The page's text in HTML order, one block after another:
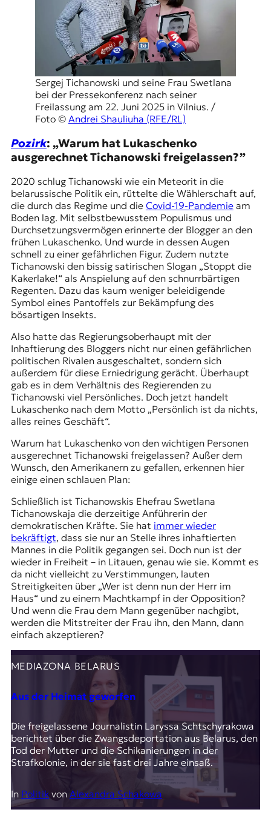
Sergej Tichanowski und seine Frau Swetlana
bei der Pressekonferenz nach seiner
Freilassung am 22. Juni 2025 in Vilnius. /
Foto © Andrei Shauliuha (RFE/RL)
Pozirk: „Warum hat Lukaschenko
ausgerechnet Tichanowski freigelassen?”
2020 schlug Tichanowski wie ein Meteorit in die
belarussische Politik ein, rüttelte die Wählerschaft auf,
die durch das Regime und die Covid-19-Pandemieam
Boden lag. Mit selbstbewusstem Populismus und
Durchsetzungsvermögen erinnerte der Blogger an den
frühen Lukaschenko. Und wurde in dessen Augen
schnell zu einer gefährlichen Figur. Zudem nutzte
Tichanowski den bissig satirischen Slogan „Stoppt die
Kakerlake!“als Anspielung auf den schnurrbärtigen
Regenten. Dazu das kaum weniger beleidigende
Symbol eines Pantoffels zur Bekämpfung des
bösartigen Insekts.
Also hatte das Regierungsoberhaupt mit der
Inhaftierung des Bloggers nicht nur einen gefährlichen
politischen Rivalen ausgeschaltet, sondern sich
außerdem für diese Erniedrigung gerächt. Überhaupt
gab es in dem Verhältnis des Regierenden zu
Tichanowski viel Persönliches. Doch jetzt handelt
Lukaschenko nach dem Motto „Persönlich ist da nichts,
alles reines Geschäft“.
Warum hat Lukaschenko von den wichtigen Personen
ausgerechnet Tichanowski freigelassen? Außer dem
Wunsch, den Amerikanern zu gefallen, erkennen hier
einige einen schlauen Plan:
Schließlich ist Tichanowskis Ehefrau Swetlana
Tichanowskaja die derzeitige Anführerin der
demokratischen Kräfte. Sie hat immer wieder
bekräftigt, dass sie nur an Stelle ihres inhaftierten
Mannes in die Politik gegangen sei. Doch nun ist der
wieder in Freiheit – in Litauen, genau wie sie. Kommt es
da nicht vielleicht zu Verstimmungen, lauten
Streitigkeiten über „Wer ist denn nun der Herr im
Haus“ und zu einem Machtkampf in der Opposition?
Und wenn die Frau dem Mann gegenüber nachgibt,
werden die Mitstreiter der Frau ihn, den Mann, dann
einfach akzeptieren?
MEDIAZONA BELARUS
Aus der Heimat geworfen
Die freigelassene Journalistin Laryssa Schtschyrakowa
berichtet über die Zwangsdeportation aus Belarus, den
Tod der Mutter und die Schikanierungen in der
Strafkolonie, in der sie fast drei Jahre einsaß.
In Politikvon Alexandra Schakowa